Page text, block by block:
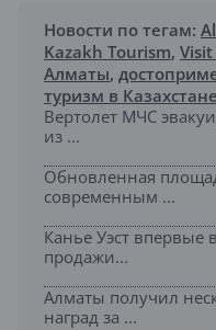
Новости по тегам:
Kazakh Tourism,
Алматы,
туризм в Казахстане
Вертолет МЧС
из ...
Обновленная
современным ...
Канье Уэст впервые
продажи...
Алматы получил
наград за ...